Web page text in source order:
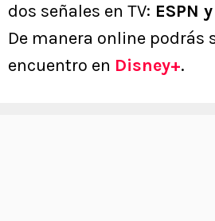
dos señales en TV: ESPN
De manera online podrás
encuentro en Disney+.